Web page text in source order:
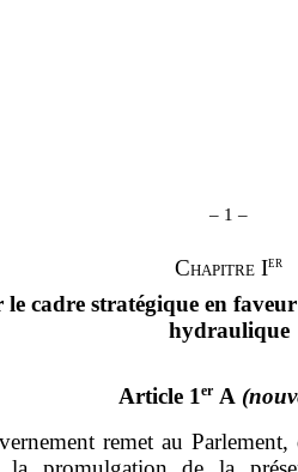
– 1 –
Chapitre Ier
le cadre stratégique en
hydraulique
Article 1 er A
remet au